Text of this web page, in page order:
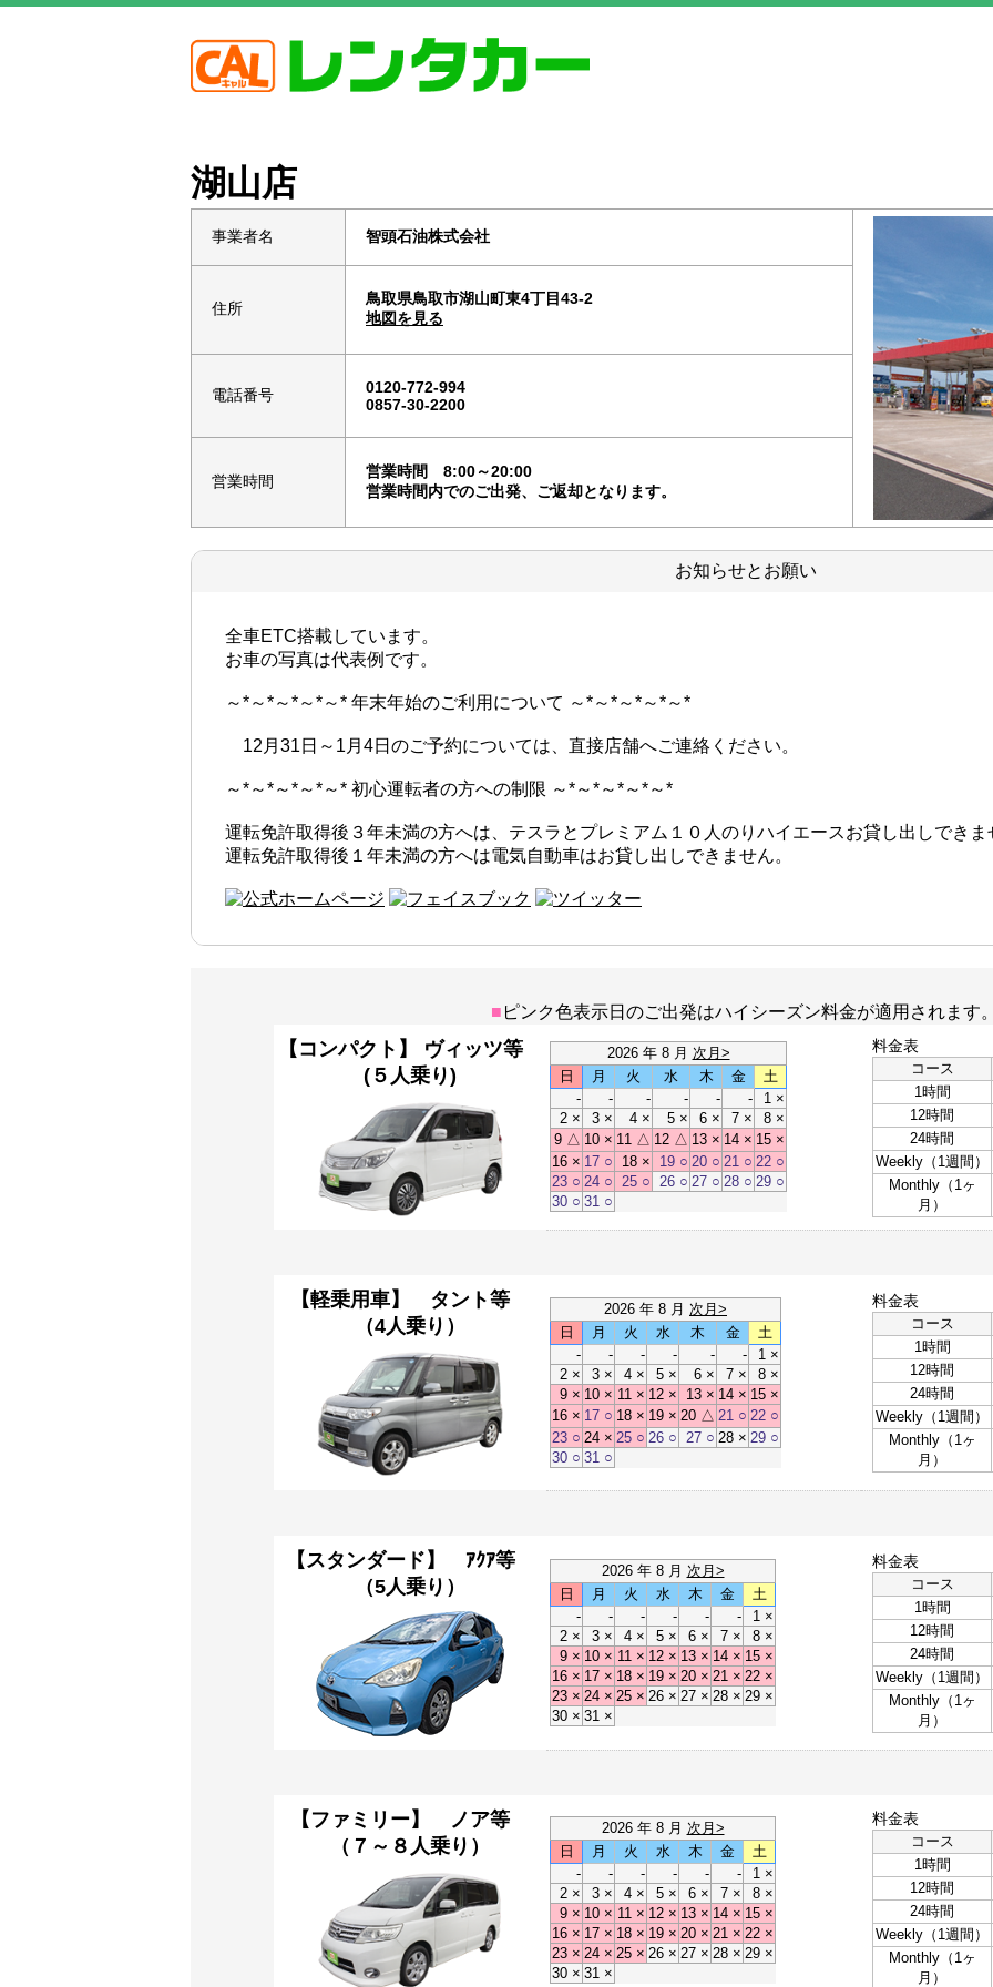
湖山店
事業者名 智頭石油株式会社
住所
鳥取県鳥取市湖山町東4丁目43-2
地図を見る
電話番号
0120-772-994
0857-30-2200
営業時間
営業時間 8:00～20:00
営業時間内でのご出発、ご返却となります。
お知らせとお願い
全車ETC搭載しています。
お車の写真は代表例です。
～*～*～*～*～* 年末年始のご利用について ～*～*～*～*～*
12月31日～1月4日のご予約については、直接店舗へご連絡ください。
～*～*～*～*～* 初心運転者の方への制限 ～*～*～*～*～*
運転免許取得後３年未満の方へは、テスラとプレミアム１０人のりハイエースお貸し出しできま
運転免許取得後１年未満の方へは電気自動車はお貸し出しできません。
■ ピンク色表示日のご出発はハイシーズン料金が適用されます
【コンパクト】 ヴィッツ等
(５人乗り)
2026 年 8 月 次月>
日
月 火 水 木 金
土
-
- - - - -
1 ×
2 ×
3 × 4 × 5 × 6 × 7 ×
8 ×
9 △ 10 × 11 △ 12 △ 13 × 14 × 15 ×
16 × 17 ○ 18 × 19 ○ 20 ○ 21 ○ 22 ○
23 ○ 24 ○ 25 ○ 26 ○ 27 ○ 28 ○ 29 ○
30 ○ 31 ○
料金表
コース
1時間
12時間
24時間
Weekly（1週間）
Monthly（1ヶ
月）
【軽乗用車】 タント等
（4人乗り）
2026 年 8 月 次月>
日
月 火 水 木 金
土
-
- - - - -
1 ×
2 ×
3 × 4 × 5 × 6 × 7 ×
8 ×
9 × 10 × 11 × 12 × 13 × 14 × 15 ×
16 × 17 ○ 18 × 19 × 20 △ 21 ○ 22 ○
23 ○ 24 × 25 ○ 26 ○ 27 ○ 28 × 29 ○
30 ○ 31 ○
料金表
コース
1時間
12時間
24時間
Weekly（1週間）
Monthly（1ヶ
月）
【スタンダード】 ｱｸｱ等
（5人乗り）
2026 年 8 月 次月>
日
月 火 水 木 金
土
-
- - - - -
1 ×
2 ×
3 × 4 × 5 × 6 × 7 ×
8 ×
9 × 10 × 11 × 12 × 13 × 14 × 15 ×
16 × 17 × 18 × 19 × 20 × 21 × 22 ×
23 × 24 × 25 × 26 × 27 × 28 × 29 ×
30 × 31 ×
料金表
コース
1時間
12時間
24時間
Weekly（1週間）
Monthly（1ヶ
月）
【ファミリー】 ノア等
（７～８人乗り）
2026 年 8 月 次月>
日
月 火 水 木 金
土
-
- - - - -
1 ×
2 ×
3 × 4 × 5 × 6 × 7 ×
8 ×
9 × 10 × 11 × 12 × 13 × 14 × 15 ×
16 × 17 × 18 × 19 × 20 × 21 × 22 ×
23 × 24 × 25 × 26 × 27 × 28 × 29 ×
30 × 31 ×
料金表
コース
1時間
12時間
24時間
Weekly（1週間）
Monthly（1ヶ
月）